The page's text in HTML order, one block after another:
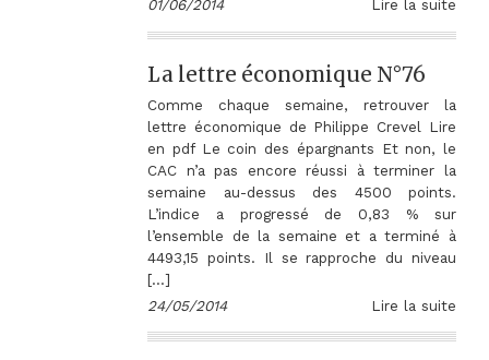
01/06/2014 Lire la suite
La lettre économique N°76
Comme chaque semaine, retrouver la
lettre économique de Philippe Crevel Lire
en pdf Le coin des épargnants Et non, le
CAC n’a pas encore réussi à terminer la
semaine au-dessus des 4500 points.
L’indice a progressé de 0,83 % sur
l’ensemble de la semaine et a terminé à
4493,15 points. Il se rapproche du niveau
[…]
24/05/2014
Lire la suite